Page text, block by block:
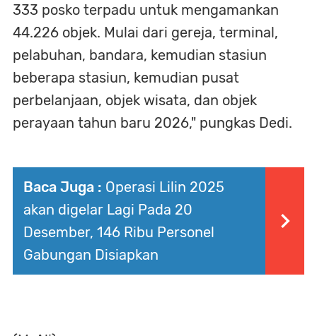
333 posko terpadu untuk mengamankan
44.226 objek. Mulai dari gereja, terminal,
pelabuhan, bandara, kemudian stasiun
beberapa stasiun, kemudian pusat
perbelanjaan, objek wisata, dan objek
perayaan tahun baru 2026," pungkas Dedi.
Baca Juga : Operasi Lilin 2025
akan digelar Lagi Pada 20
Desember, 146 Ribu Personel
Gabungan Disiapkan